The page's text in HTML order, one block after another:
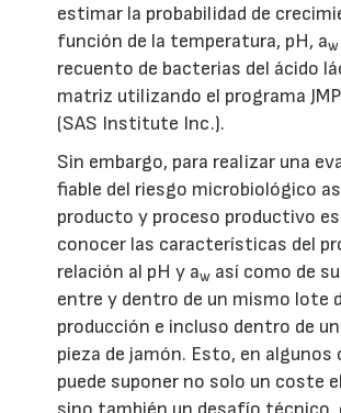
estimar la probabilidad de
función de la temperatura, pH, aw
recuento de bacterias del ácido
matriz utilizando el programa JMP
(SAS Institute Inc.).
Sin embargo, para realizar una
fiable del riesgo microbiológico
producto y proceso productivo
conocer las características del
relación al pH y aw así como de
entre y dentro de un mismo lote
producción e incluso dentro de
pieza de jamón. Esto, en algunos
puede suponer no solo un coste